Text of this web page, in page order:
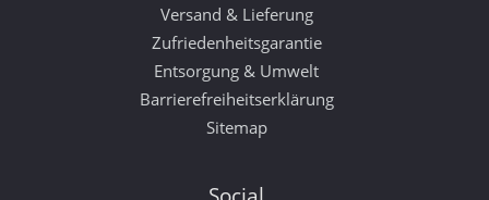
Versand & Lieferung
Zufriedenheitsgarantie
Entsorgung & Umwelt
Barrierefreiheitserklärung
Sitemap